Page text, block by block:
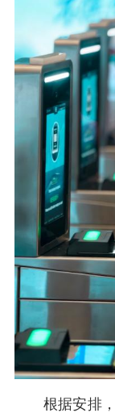
根据安排